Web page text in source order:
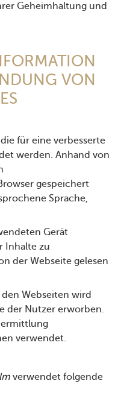
Geheimhaltung und
VON
für eine verbesserte
werden. Anhand von
gespeichert
Sprache,
Gerät
Inhalte zu
der Webseite gelesen
Webseiten wird
der Nutzer erworben.
verwendet.
verwendet folgende